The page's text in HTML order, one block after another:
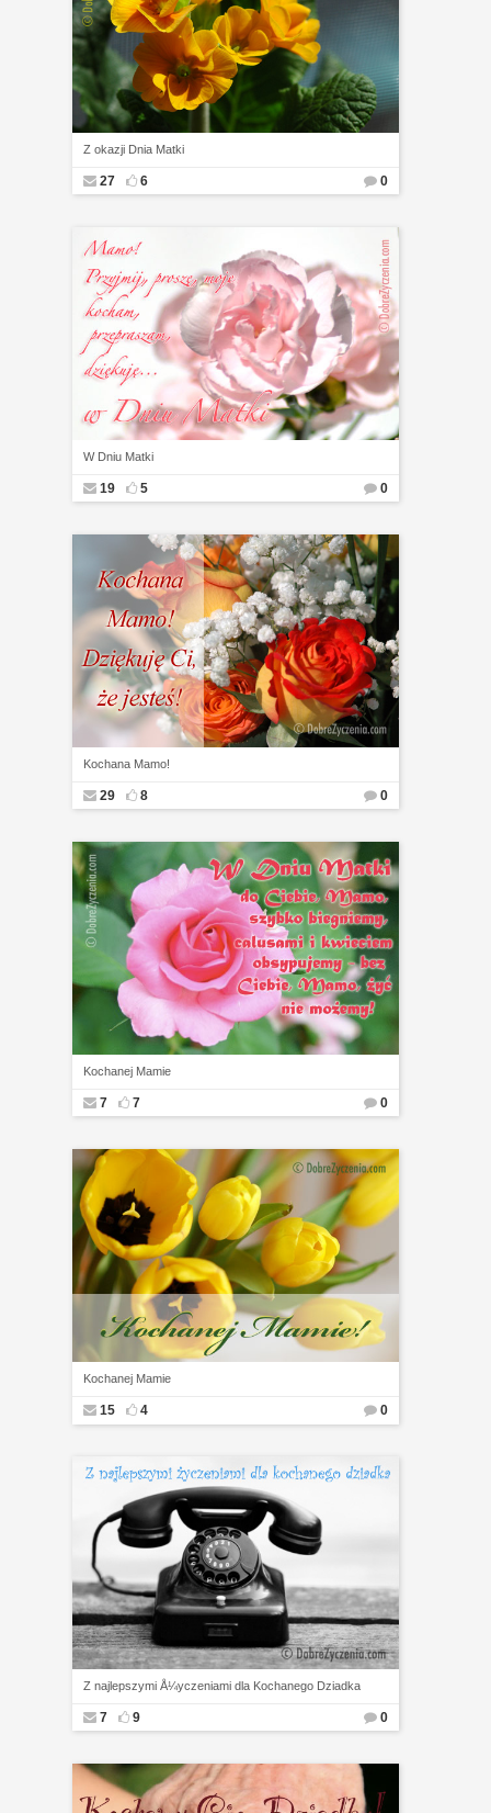
Z okazji Dnia Matki
27 6 0
W Dniu Matki
19 5 0
Kochana Mamo!
29 8 0
Kochanej Mamie
7 7 0
Kochanej Mamie
15 4 0
Z najlepszymi Å¼yczeniami dla Kochanego Dziadka
7 9 0